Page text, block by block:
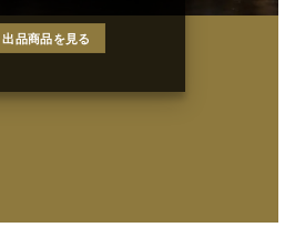
出品商品を見る